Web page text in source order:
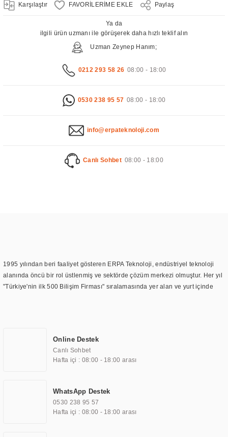
Karşılaştır Paylaş
Ya da
ilgili ürün uzmanı ile görüşerek daha hızlı teklif alın
Uzman Zeynep Hanım;
0212 293 58 26 08:00 - 18:00
0530 238 95 57 08:00 - 18:00
info@erpateknoloji.com
Canlı Sohbet 08:00 - 18:00
1995 yılından beri faaliyet gösteren ERPA Teknoloji, endüstriyel teknoloji
alanında öncü bir rol üstlenmiş ve sektörde çözüm merkezi olmuştur. Her yıl
"Türkiye'nin ilk 500 Bilişim Firması" sıralamasında yer alan ve yurt içinde
TOCHI markası altında kendi ürettiği ürünlerde kullanmıştır. Günümüzde
TOCHI; videowall, digital signage, kiosk, totem, akıllı durak ekranı, araç içi
ekran, asansör ekranı, digital menüboard, marin ekran, medikal ekran,
ekranları, endüstriyel ekranlar, kapı önü bilgi ekranları, panel PC,
endüstriyel Panel PC, mini PC, endüstriyel mini PC ve akıllı bina sistemleri
gibi çözümleri 4.5" ile 110” boyutları arasında üretebilirken, ayrıca standart
Online Destek
Canlı Sohbet
Hafta içi : 08:00 - 18:00 arası
WhatsApp Destek
0530 238 95 57
Hafta içi : 08:00 - 18:00 arası